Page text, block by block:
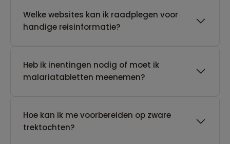
Welke websites kan ik raadplegen voor
handige reisinformatie?
Heb ik inentingen nodig of moet ik
malariatabletten meenemen?
Hoe kan ik me voorbereiden op zware
trektochten?